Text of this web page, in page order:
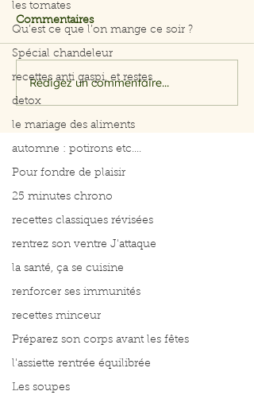
les tomates
Qu’est ce que l’on mange ce soir ?
Spécial chandeleur
recettes anti gaspi, et restes
detox
le mariage des aliments
automne : potirons etc....
Pour fondre de plaisir
25 minutes chrono
recettes classiques révisées
rentrez son ventre J'attaque
la santé, ça se cuisine
renforcer ses immunités
recettes minceur
Préparez son corps avant les fêtes
l'assiette rentrée équilibrée
Les soupes
Salade rapide d’avocat,
pomme et crevettes
Commentaires
Rédigez un commentaire...